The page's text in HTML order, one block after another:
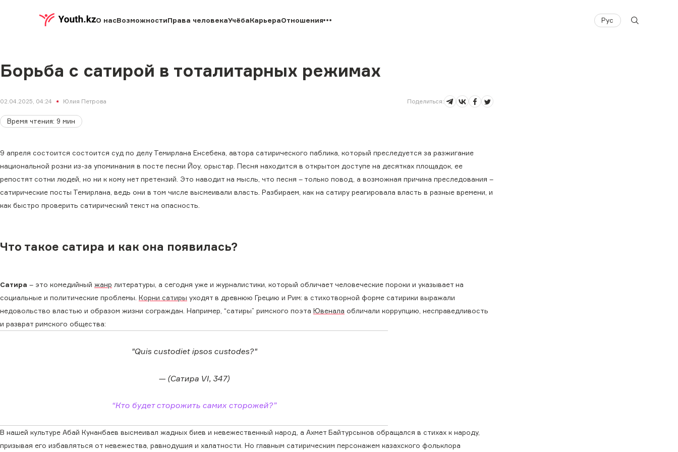
О насВозможностиПрава человекаУчёбаКарьераОтношения Рус
Борьба с сатирой в тоталитарных режимах
02.04.2025, 04:24 Юлия Петрова Поделиться:
Время чтения: 9 мин
9 апреля состоится состоится суд по делу Темирлана Енсебека, автора сатирического паблика, который преследуется за разжигание
национальной розни из-за упоминания в посте песни Йоу, орыстар. Песня находится в открытом доступе на десятках площадок, ее
репостят сотни людей, но ни к кому нет претензий. Это наводит на мысль, что песня – только повод, а возможная причина преследования –
сатирические посты Темирлана, ведь они в том числе высмеивали власть. Разбираем, как на сатиру реагировала власть в разные времени, и
как быстро проверить сатирический текст на опасность.
Что такое сатира и как она появилась?
Сатира – это комедийный жанр литературы, а сегодня уже и журналистики, который обличает человеческие пороки и указывает на
социальные и политические проблемы. Корни сатиры уходят в древнюю Грецию и Рим: в стихотворной форме сатирики выражали
недовольство властью и образом жизни сограждан. Например, “сатиры” римского поэта Ювенала обличали коррупцию, несправедливость
и разврат римского общества:
"Quis custodiet ipsos custodes?"
— (Сатира VI, 347)
“Кто будет сторожить самих сторожей?”
В нашей культуре Абай Кунанбаев высмеивал жадных биев и невежественный народ, а Ахмет Байтурсынов обращался в стихах к народу,
призывая его избавляться от невежества, равнодушия и халатности. Но главным сатирическим персонажем казахского фольклора